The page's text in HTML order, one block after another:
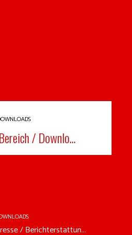
/ Downlo...
/ Berichterstattun...